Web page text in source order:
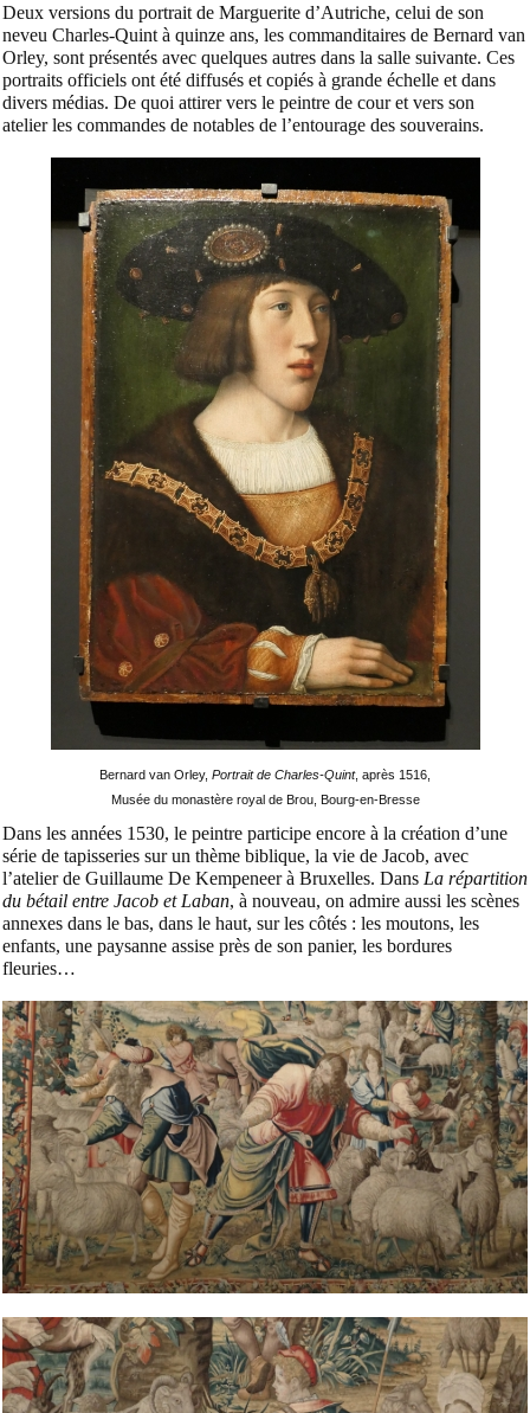
Deux versions du portrait de Marguerite d’Autriche, celui de son
neveu Charles-Quint à quinze ans, les commanditaires de Bernard van
Orley, sont présentés avec quelques autres dans la salle suivante. Ces
portraits officiels ont été diffusés et copiés à grande échelle et dans
divers médias. De quoi attirer vers le peintre de cour et vers son
atelier les commandes de notables de l’entourage des souverains.
Bernard van Orley, Portrait de Charles-Quint, après 1516,
Musée du monastère royal de Brou, Bourg-en-Bresse
Dans les années 1530, le peintre participe encore à la création d’une
série de tapisseries sur un thème biblique, la vie de Jacob, avec
l’atelier de Guillaume De Kempeneer à Bruxelles. Dans La répartition
du bétail entre Jacob et Laban, à nouveau, on admire aussi les scènes
annexes dans le bas, dans le haut, sur les côtés : les moutons, les
enfants, une paysanne assise près de son panier, les bordures
fleuries…